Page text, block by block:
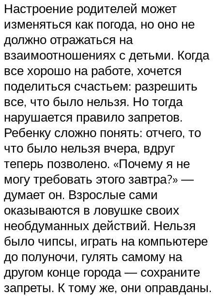
Настроение родителей может
изменяться как погода, но оно не
должно отражаться на
взаимоотношениях с детьми. Когда
все хорошо на работе, хочется
поделиться счастьем: разрешить
все, что было нельзя. Но тогда
нарушается правило запретов.
Ребенку сложно понять: отчего, то
что было нельзя вчера, вдруг
теперь позволено. «Почему я не
могу требовать этого завтра?» ―
думает он. Взрослые сами
оказываются в ловушке своих
необдуманных действий. Нельзя
было чипсы, играть на компьютере
до полуночи, гулять самому на
другом конце города ― сохраните
запреты. К тому же, они оправданы.